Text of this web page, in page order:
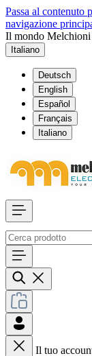
Passa al contenuto
navigazione
Il mondo
Italiano
Deutsch
English
Español
Français
Italiano
Il tuo